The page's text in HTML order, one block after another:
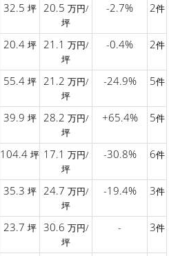
32.5 坪 20.5 万円/
坪
-2.7% 2件
20.4 坪 21.1 万円/
坪
-0.4% 2件
55.4 坪 21.2 万円/
坪
-24.9% 5件
39.9 坪 28.2 万円/
坪
+65.4% 5件
104.4 坪 17.1 万円/
坪
-30.8% 6件
35.3 坪 24.7 万円/
坪
-19.4% 3件
23.7 坪 30.6 万円/
坪
- 3件